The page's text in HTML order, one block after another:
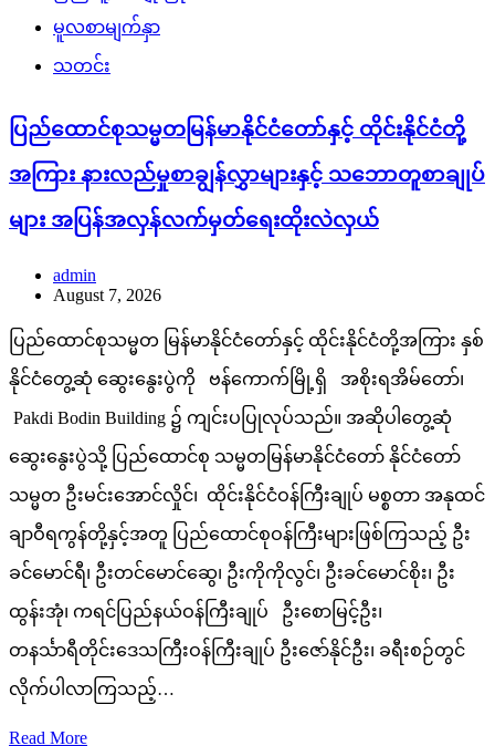
မူလစာမျက်နှာ
သတင်း
ပြည်ထောင်စုသမ္မတမြန်မာနိုင်ငံတော်နှင့် ထိုင်းနိုင်ငံတို့
အကြား နားလည်မှုစာချွန်လွှာများနှင့် သဘောတူစာချုပ်
များ အပြန်အလှန်လက်မှတ်ရေးထိုးလဲလှယ်
admin
August 7, 2026
ပြည်ထောင်စုသမ္မတ မြန်မာနိုင်ငံတော်နှင့် ထိုင်းနိုင်ငံတို့အကြား နှစ်
နိုင်ငံတွေ့ဆုံ ဆွေးနွေးပွဲကို ဗန်ကောက်မြို့ရှိ အစိုးရအိမ်တော်၊
Pakdi Bodin Building ၌ ကျင်းပပြုလုပ်သည်။ အဆိုပါတွေ့ဆုံ
ဆွေးနွေးပွဲသို့ ပြည်ထောင်စု သမ္မတမြန်မာနိုင်ငံတော် နိုင်ငံတော်
သမ္မတ ဦးမင်းအောင်လှိုင်၊ ထိုင်းနိုင်ငံဝန်ကြီးချုပ် မစ္စတာ အနုထင်
ချာဝီရကွန်တို့နှင့်အတူ ပြည်ထောင်စုဝန်ကြီးများဖြစ်ကြသည့် ဦး
ခင်မောင်ရီ၊ ဦးတင်မောင်ဆွေ၊ ဦးကိုကိုလွင်၊ ဦးခင်မောင်စိုး၊ ဦး
ထွန်းအုံ၊ ကရင်ပြည်နယ်ဝန်ကြီးချုပ် ဦးစောမြင့်ဦး၊
တနင်္သာရီတိုင်းဒေသကြီးဝန်ကြီးချုပ် ဦးဇော်နိုင်ဦး၊ ခရီးစဉ်တွင်
လိုက်ပါလာကြသည့်…
Read More